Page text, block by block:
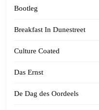
Bootleg
Breakfast In Dunestreet
Culture Coated
Das Ernst
De Dag des Oordeels